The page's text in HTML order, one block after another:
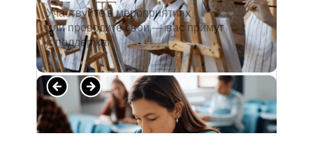
Участвуйте в мероприятиях
или проводите свои — вас примут
и поддержат